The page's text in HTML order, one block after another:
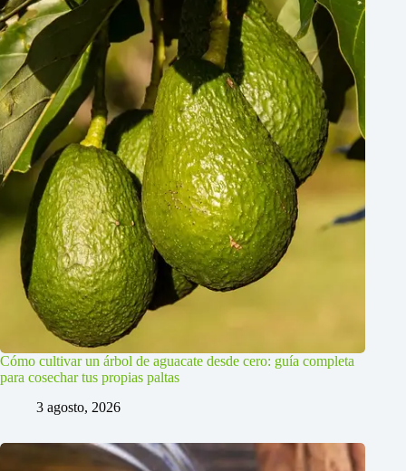
Cómo cultivar un árbol de aguacate desde cero: guía completa
para cosechar tus propias paltas
3 agosto, 2026